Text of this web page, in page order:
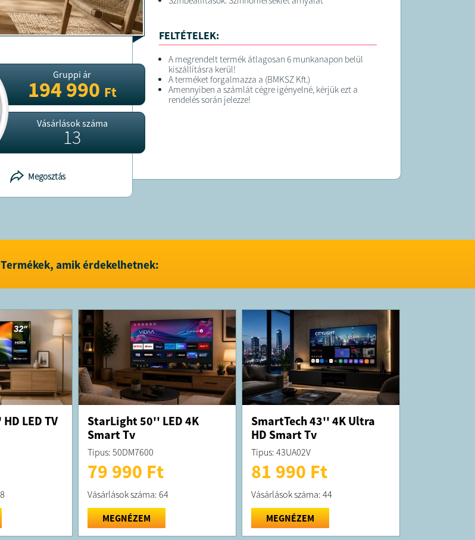
Gruppi ár
194 990Ft
Vásárlások száma
13
Megosztás
FELTÉTELEK:
A megrendelt termék átlagosan 6 munkanapon belül
kiszállításra kerül!
A terméket forgalmazza a (BMKSZ Kft.)
Amennyiben a számlát cégre igényelné, kérjük ezt a
rendelés során jelezze!
Termékek, amik érdekelhetnek:
LED TV
StarLight 50'' LED 4K
Smart Tv
Tipus: 50DM7600
79 990 Ft
Vásárlások száma: 64
MEGNÉZEM
SmartTech 43'' 4K Ultra
HD Smart Tv
Tipus: 43UA02V
81 990 Ft
Vásárlások száma: 44
MEGNÉZEM